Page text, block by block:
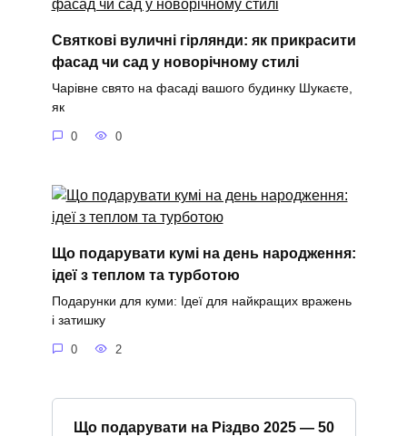
Святкові вуличні гірлянди: як прикрасити
фасад чи сад у новорічному стилі
Чарівне свято на фасаді вашого будинку Шукаєте,
як
0 0
Що подарувати кумі на день народження:
ідеї з теплом та турботою
Подарунки для куми: Ідеї для найкращих вражень
і затишку
0 2
Що подарувати на Різдво 2025 — 50